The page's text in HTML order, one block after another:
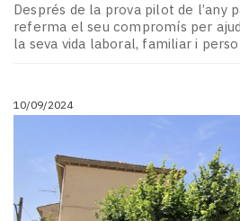
Després de la prova pilot de l’any
referma el seu compromís per
la seva vida laboral, familiar i
10/09/2024